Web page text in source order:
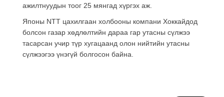
ажилтнуудын тоог 25 мянгад хүргэх аж.
Японы NTT цахилгаан холбооны компани Хоккайдод
болсон газар хөдлөлтийн дараа гар утасны сүлжээ
тасарсан учир түр хугацаанд олон нийтийн утасны
сүлжээгээ үнэгүй болгосон байна.